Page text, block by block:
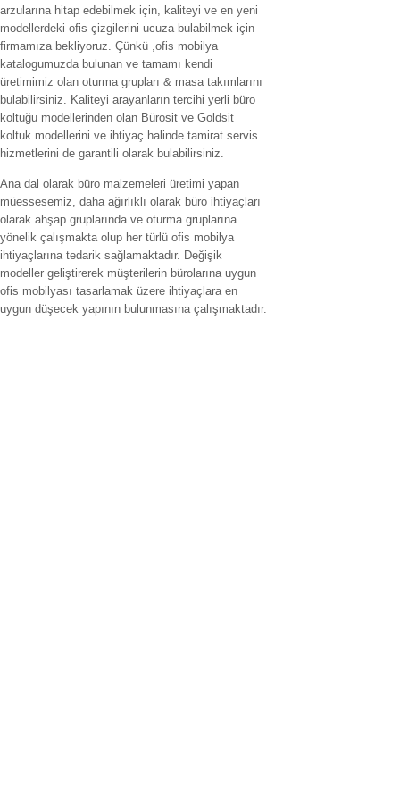
arzularına hitap edebilmek için, kaliteyi ve en yeni
modellerdeki ofis çizgilerini ucuza bulabilmek için
firmamıza bekliyoruz. Çünkü ,ofis mobilya
katalogumuzda bulunan ve tamamı kendi
üretimimiz olan oturma grupları & masa takımlarını
bulabilirsiniz. Kaliteyi arayanların tercihi yerli büro
koltuğu modellerinden olan Bürosit ve Goldsit
koltuk modellerini ve ihtiyaç halinde tamirat servis
hizmetlerini de garantili olarak bulabilirsiniz.
Ana dal olarak büro malzemeleri üretimi yapan
müessesemiz, daha ağırlıklı olarak büro ihtiyaçları
olarak ahşap gruplarında ve oturma gruplarına
yönelik çalışmakta olup her türlü ofis mobilya
ihtiyaçlarına tedarik sağlamaktadır. Değişik
modeller geliştirerek müşterilerin bürolarına uygun
ofis mobilyası tasarlamak üzere ihtiyaçlara en
uygun düşecek yapının bulunmasına çalışmaktadır.